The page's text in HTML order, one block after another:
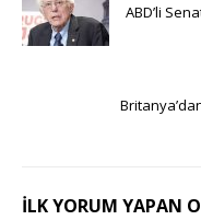
ABD’li
İLK YORUM YAPAN